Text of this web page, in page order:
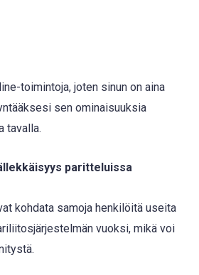
toimintoja, joten sinun on aina
sen ominaisuuksia
tavalla.
paritteluissa
kohdata samoja henkilöitä useita
vuoksi, mikä voi